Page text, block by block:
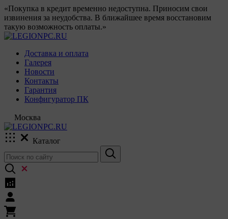
«Покупка в кредит временно недоступна. Приносим свои
извинения за неудобства. В ближайшее время восстановим
такую возможность оплаты.»
Доставка и оплата
Галерея
Новости
Контакты
Гарантия
Конфигуратор ПК
Москва
Каталог